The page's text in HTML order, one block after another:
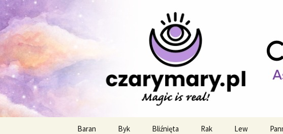
miesięczny i
Profesjonalne przepowiednie astrologiczne
Baran Byk Bliźnięta Rak Lew